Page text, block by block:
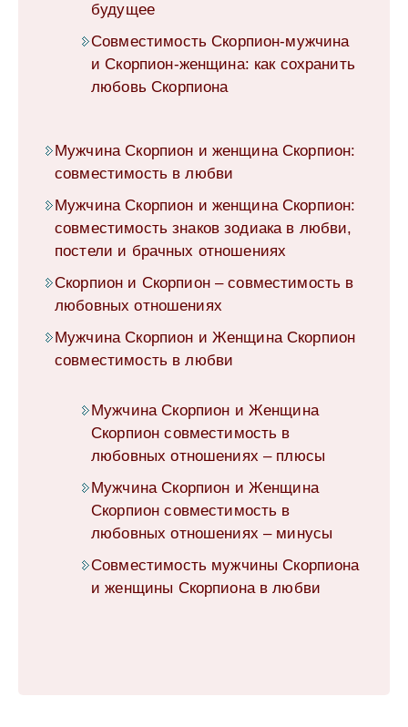
будущее
Совместимость Скорпион-мужчина
и Скорпион-женщина: как сохранить
любовь Скорпиона
Мужчина Скорпион и женщина Скорпион:
совместимость в любви
Мужчина Скорпион и женщина Скорпион:
совместимость знаков зодиака в любви,
постели и брачных отношениях
Скорпион и Скорпион – совместимость в
любовных отношениях
Мужчина Скорпион и Женщина Скорпион
совместимость в любви
Мужчина Скорпион и Женщина
Скорпион совместимость в
любовных отношениях – плюсы
Мужчина Скорпион и Женщина
Скорпион совместимость в
любовных отношениях – минусы
Совместимость мужчины Скорпиона
и женщины Скорпиона в любви